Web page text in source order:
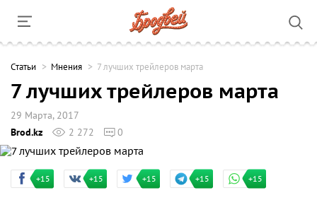
Cтатьи Мнения 7 лучших трейлеров марта
7 лучших трейлеров марта
29 Марта, 2017
Brod.kz
2 272 0
+15 +15 +15 +15 +15